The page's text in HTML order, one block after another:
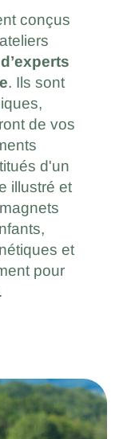
conçus
. Ils sont
de vos
d'un
illustré et
et
pour